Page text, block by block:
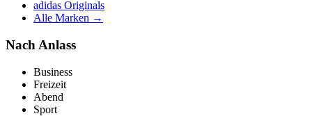
adidas Originals
Alle Marken →
Nach Anlass
Business
Freizeit
Abend
Sport